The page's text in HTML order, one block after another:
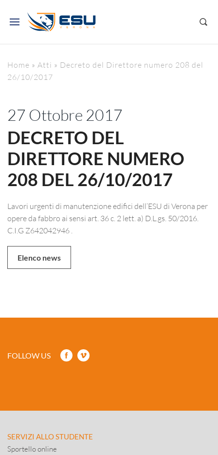
Home » Atti » Decreto del Direttore numero 208 del
26/10/2017
27 Ottobre 2017
DECRETO DEL
DIRETTORE NUMERO
208 DEL 26/10/2017
Lavori urgenti di manutenzione edifici dell’ESU di Verona per
opere da fabbro ai sensi art. 36 c. 2 lett. a) D.L.gs. 50/2016.
C.I.G Z642042946 .
Elenco news
FOLLOW US
SERVIZI ALLO STUDENTE
Sportello online